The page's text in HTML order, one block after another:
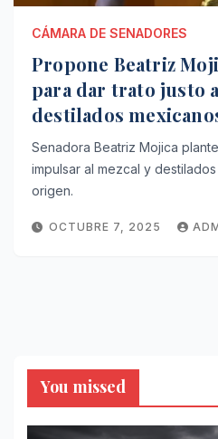
CÁMARA DE SENADORES
Propone Beatriz
para dar trato justo
destilados
Senadora Beatriz Mojica
impulsar al mezcal y
origen.
OCTUBRE 7, 2025
You missed